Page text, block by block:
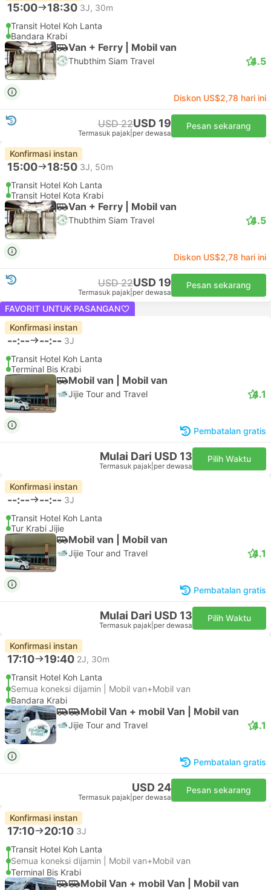
15:00 18:30 3J, 30m
Transit Hotel Koh Lanta
Bandara Krabi
Van + Ferry | Mobil van
Thubthim Siam Travel 4.5
Diskon US$2,78 hari ini
USD 22USD 19
Termasuk pajak per dewasa
Pesan sekarang
Konfirmasi instan
15:00 18:50 3J, 50m
Transit Hotel Koh Lanta
Transit Hotel Kota Krabi
Van + Ferry | Mobil van
Thubthim Siam Travel 4.5
Diskon US$2,78 hari ini
USD 22USD 19
Termasuk pajak per dewasa
Pesan sekarang
FAVORIT UNTUK PASANGAN
Konfirmasi instan
--:-- --:-- 3J
Transit Hotel Koh Lanta
Terminal Bis Krabi
Mobil van | Mobil van
Jijie Tour and Travel 4.1
Pembatalan gratis
Mulai Dari USD 13
Termasuk pajak per dewasa
Pilih Waktu
Konfirmasi instan
--:-- --:-- 3J
Transit Hotel Koh Lanta
Tur Krabi Jijie
Mobil van | Mobil van
Jijie Tour and Travel 4.1
Pembatalan gratis
Mulai Dari USD 13
Termasuk pajak per dewasa
Pilih Waktu
Konfirmasi instan
17:10 19:40 2J, 30m
Transit Hotel Koh Lanta
Semua koneksi dijamin | Mobil van+Mobil van
Bandara Krabi
Mobil Van + mobil Van | Mobil van
Jijie Tour and Travel 4.1
Pembatalan gratis
USD 24
Termasuk pajak per dewasa
Pesan sekarang
Konfirmasi instan
17:10 20:10 3J
Transit Hotel Koh Lanta
Semua koneksi dijamin | Mobil van+Mobil van
Terminal Bis Krabi
Mobil Van + mobil Van | Mobil van